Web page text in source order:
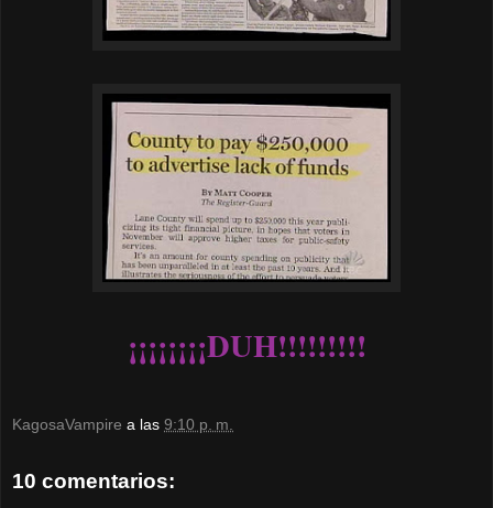
¡¡¡¡¡¡¡¡DUH!!!!!!!!!
KagosaVampire a las 9:10 p. m.
10 comentarios: